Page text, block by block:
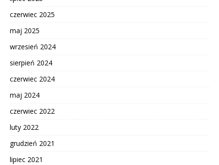
czerwiec 2025
maj 2025
wrzesień 2024
sierpień 2024
czerwiec 2024
maj 2024
czerwiec 2022
luty 2022
grudzień 2021
lipiec 2021